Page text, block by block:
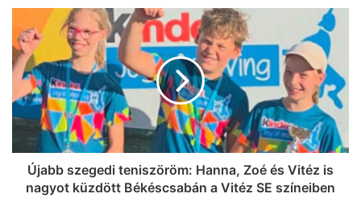
Újabb szegedi teniszöröm: Hanna, Zoé és Vitéz is
nagyot küzdött Békéscsabán a Vitéz SE színeiben